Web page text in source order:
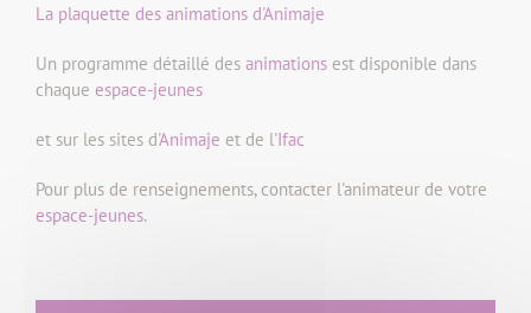
La plaquette des animations d'Animaje
Un programme détaillé des animations est disponible dans
chaque espace-jeunes
et sur les sites d'Animaje et de l'Ifac
Pour plus de renseignements, contacter l'animateur de votre
espace-jeunes.